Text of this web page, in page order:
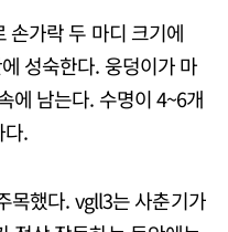
손가락 두 마디 크기에
성숙한다. 웅덩이가 마
에 남는다. 수명이 4~6개
.
목했다. vgll3는 사춘기가